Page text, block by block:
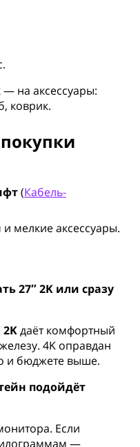
— на аксессуары:
коврик.
(Кабель-
и мелкие аксессуары.
27″ 2K или сразу
2Kдаёт комфортный
4K оправдан
и бюджете выше.
подойдёт
Если
—